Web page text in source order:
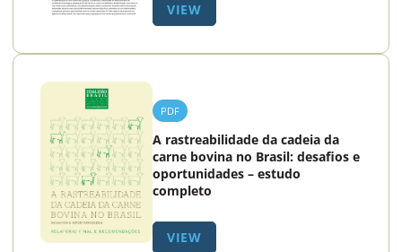
VIEW
PDF
A rastreabilidade da cadeia da
carne bovina no Brasil: desafios e
oportunidades – estudo
completo
VIEW